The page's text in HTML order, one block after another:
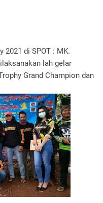
2021 di SPOT : MK.
lah gelar
Grand Champion dan